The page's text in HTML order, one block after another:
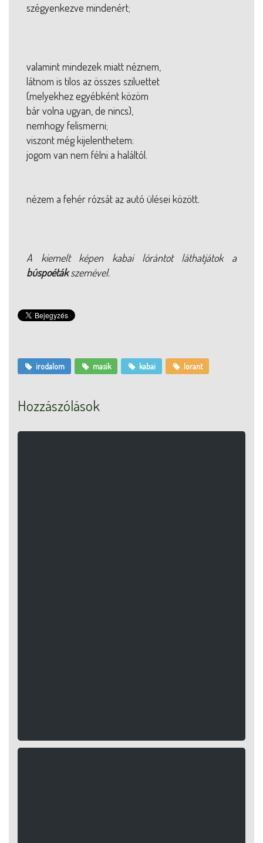
szégyenkezve mindenért;
valamint mindezek miatt néznem,
látnom is tilos az összes sziluettet
(melyekhez egyébként közöm
bár volna ugyan, de nincs),
nemhogy felismerni;
viszont még kijelenthetem:
jogom van nem félni a haláltól.
nézem a fehér rózsát az autó ülései között.
A kiemelt képen kabai lórántot láthatjátok a
búspoétákszemével.
irodalom masik kabai lorant
Hozzászólások